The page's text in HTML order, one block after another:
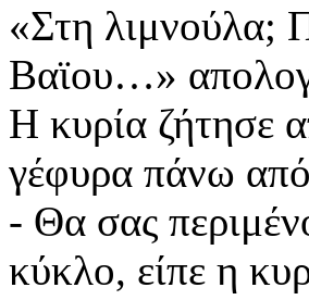
«Στη λιμνούλα;
Βαϊου…»
Η κυρία ζήτησε
γέφυρα πάνω
- Θα σας
κύκλο, είπε η